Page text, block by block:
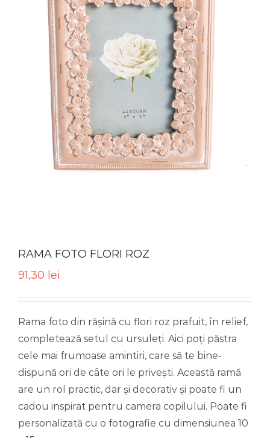
RAMA FOTO FLORI ROZ
91,30 lei
Rama foto din rășină cu flori roz prafuit, în relief,
completează setul cu ursuleți. Aici poți păstra
cele mai frumoase amintiri, care să te bine-
dispună ori de câte ori le privești. Această ramă
are un rol practic, dar și decorativ și poate fi un
cadou inspirat pentru camera copilului. Poate fi
personalizată cu o fotografie cu dimensiunea 10